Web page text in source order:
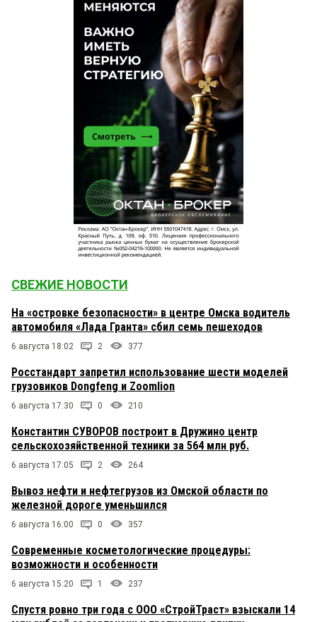
СВЕЖИЕ НОВОСТИ
На «островке безопасности» в центре Омска водитель
автомобиля «Лада Гранта» сбил семь пешеходов
6 августа 18:02 2 377
Росстандарт запретил использование шести моделей
грузовиков Dongfeng и Zoomlion
6 августа 17:30 0 210
Константин СУВОРОВ построит в Дружино центр
сельскохозяйственной техники за 564 млн руб.
6 августа 17:05 2 264
Вывоз нефти и нефтегрузов из Омской области по
железной дороге уменьшился
6 августа 16:00 0 357
Современные косметологические процедуры:
возможности и особенности
6 августа 15:20 1 237
Спустя ровно три года с ООО «СтройТраст» взыскали 14